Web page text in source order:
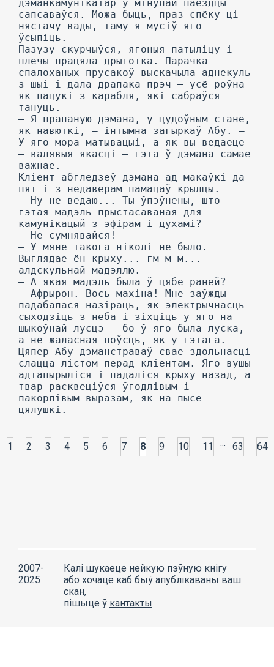
1 2 3 4 5 6 7 8 9 10 11 ... 63 64
2007-
2025
Калі шукаеце нейкую пэўную кнігу
або хочаце каб быў апублікаваны ваш
скан,
пішыце ў кантакты